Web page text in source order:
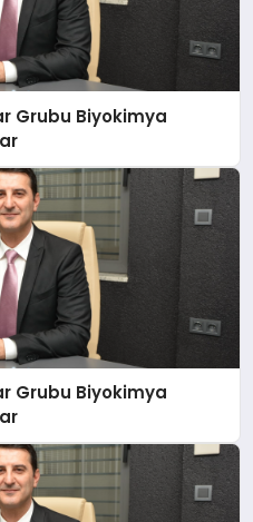
Grubu Biyokimya
Grubu Biyokimya